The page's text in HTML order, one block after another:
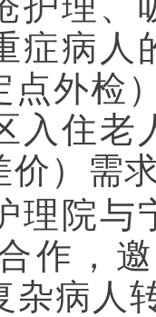
症病人
点外检
入住老
价）需
理院与
作，
杂病人